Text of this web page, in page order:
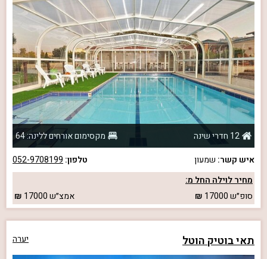
12 חדרי שינה
מקסימום אורחים ללינה: 64
איש קשר: שמעון טלפון: 052-9708199
מחיר לוילה החל מ:
סופ״ש17000 אמצ״ש17000
תאי בוטיק הוטל יערה